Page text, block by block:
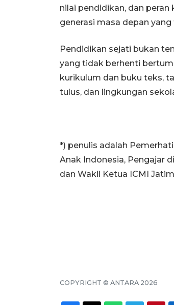
nilai pendidikan, dan
generasi masa depan
Pendidikan sejati bukan
yang tidak berhenti
kurikulum dan buku teks,
tulus, dan lingkungan
*) penulis adalah
Anak Indonesia, Pengajar
dan Wakil Ketua ICMI
COPYRIGHT © ANTARA 2026